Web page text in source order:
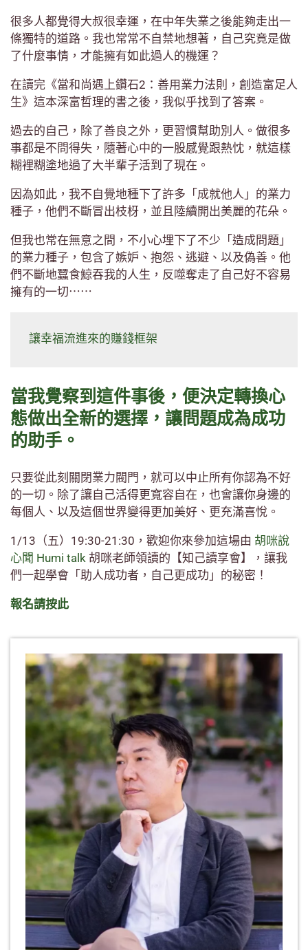
很多人都覺得大叔很幸運，在中年失業之後能夠走出一
條獨特的道路。我也常常不自禁地想著，自己究竟是做
了什麼事情，才能擁有如此過人的機運？
在讀完《當和尚遇上鑽石2：善用業力法則，創造富足人
生》這本深富哲理的書之後，我似乎找到了答案。
過去的自己，除了善良之外，更習慣幫助別人。做很多
事都是不問得失，隨著心中的一股感覺跟熱忱，就這樣
糊裡糊塗地過了大半輩子活到了現在。
因為如此，我不自覺地種下了許多「成就他人」的業力
種子，他們不斷冒出枝枒，並且陸續開出美麗的花朵。
但我也常在無意之間，不小心埋下了不少「造成問題」
的業力種子，包含了嫉妒、抱怨、逃避、以及偽善。他
們不斷地蠶食鯨吞我的人生，反噬奪走了自己好不容易
擁有的一切⋯⋯
讓幸福流進來的賺錢框架
當我覺察到這件事後，便決定轉換心
態做出全新的選擇，讓問題成為成功
的助手。
只要從此刻關閉業力閥門，就可以中止所有你認為不好
的一切。除了讓自己活得更寬容自在，也會讓你身邊的
每個人、以及這個世界變得更加美好、更充滿喜悅。
1/13（五）19:30-21:30，歡迎你來參加這場由 胡咪說
心聞 Humi talk 胡咪老師領讀的【知己讀享會】，讓我
們一起學會「助人成功者，自己更成功」的秘密！
報名請按此